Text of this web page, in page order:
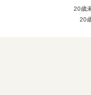
20歳
20